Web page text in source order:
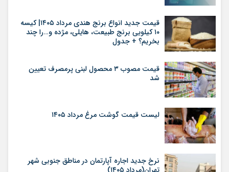
قیمت جدید انواع برنج هندی مرداد ۱۴۰۵| کیسه
۱۰ کیلویی برنج طبیعت، هایلی، مژده و…را چند
بخریم؟ + جدول
قیمت مصوب ۳ محصول لبنی پرمصرف تعیین
شد
لیست قیمت گوشت مرغ مرداد ۱۴۰۵
نرخ جدید اجاره آپارتمان در مناطق جنوبی شهر